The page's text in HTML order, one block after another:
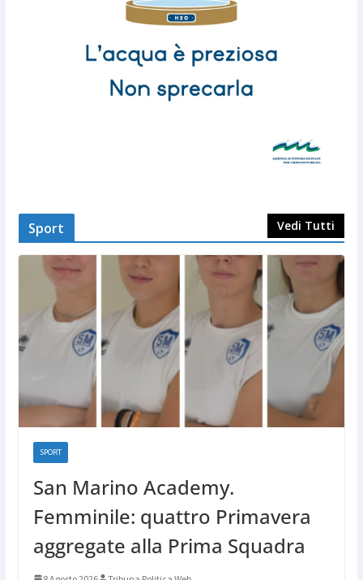
Sport Vedi Tutti
SPORT
San Marino Academy.
Femminile: quattro Primavera
aggregate alla Prima Squadra